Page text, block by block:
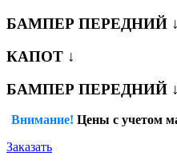
БАМПЕР ПЕРЕДНИЙ ↓
КАПОТ ↓
БАМПЕР ПЕРЕДНИЙ ↓
Внимание! Цены с учетом
Заказать